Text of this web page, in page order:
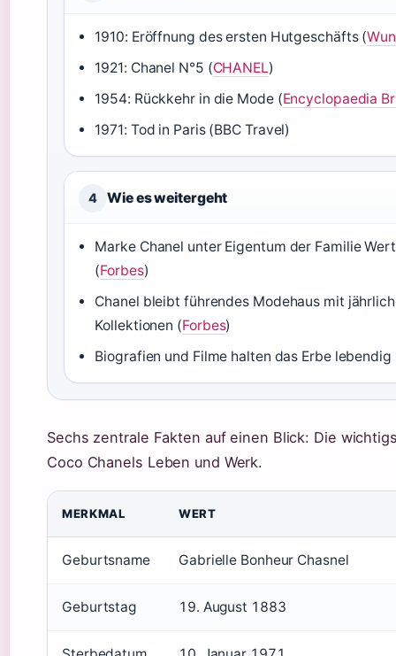
1910: Eröffnung des ersten Hutgeschäfts (
1921: Chanel N°5 (CHANEL)
1954: Rückkehr in die Mode (Encyclopaedia
1971: Tod in Paris (BBC Travel)
4 Wie es weitergeht
Marke Chanel unter Eigentum der Familie
(Forbes)
Chanel bleibt führendes Modehaus mit
Kollektionen (Forbes)
Biografien und Filme halten das Erbe lebendig
Sechs zentrale Fakten auf einen Blick: Die
Coco Chanels Leben und Werk.
MERKMAL WERT
Geburtsname Gabrielle Bonheur Chasnel
Geburtstag 19. August 1883